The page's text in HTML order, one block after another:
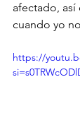
afectado, así
cuando yo
https://